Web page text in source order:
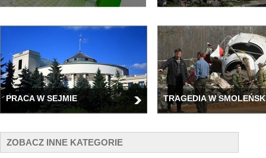
PRACA W SEJMIE TRAGEDIA W
ZOBACZ INNE KATEGORIE